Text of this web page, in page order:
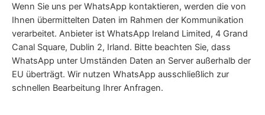
Wenn Sie uns per WhatsApp kontaktieren, werden die von
Ihnen übermittelten Daten im Rahmen der Kommunikation
verarbeitet. Anbieter ist WhatsApp Ireland Limited, 4 Grand
Canal Square, Dublin 2, Irland. Bitte beachten Sie, dass
WhatsApp unter Umständen Daten an Server außerhalb der
EU überträgt. Wir nutzen WhatsApp ausschließlich zur
schnellen Bearbeitung Ihrer Anfragen.